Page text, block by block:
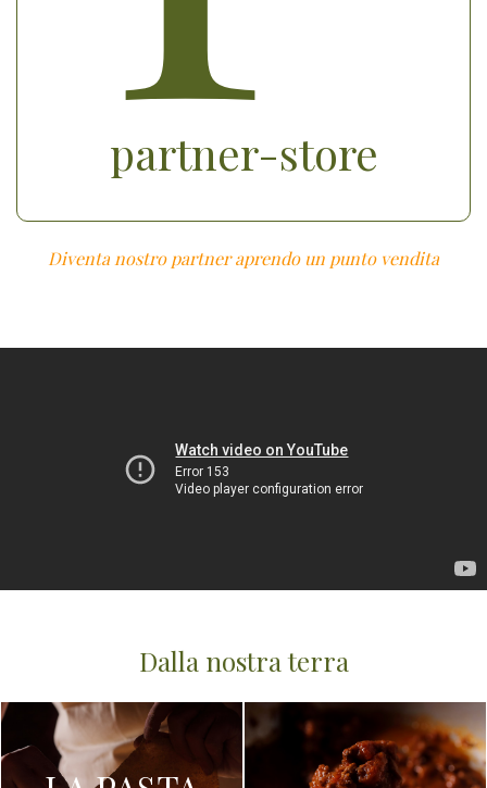
partner-store
Diventa nostro partner aprendo un punto vendita
Dalla nostra terra